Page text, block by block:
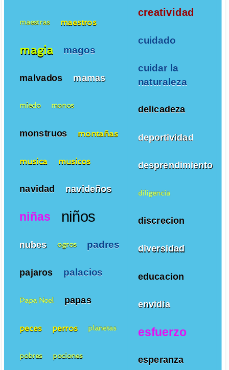
creatividad
cuidado
cuidar la
naturaleza
delicadeza
deportividad
desprendimiento
diligencia
discrecion
diversidad
educacion
envidia
esfuerzo
esperanza
maestras maestros
magia magos
malvados mamas
miedo monos
monstruos montañas
musica musicos
navidad navideños
niñas niños
nubes ogros padres
pajaros palacios
Papa Noel papas
peces perros planetas
pobres pociones